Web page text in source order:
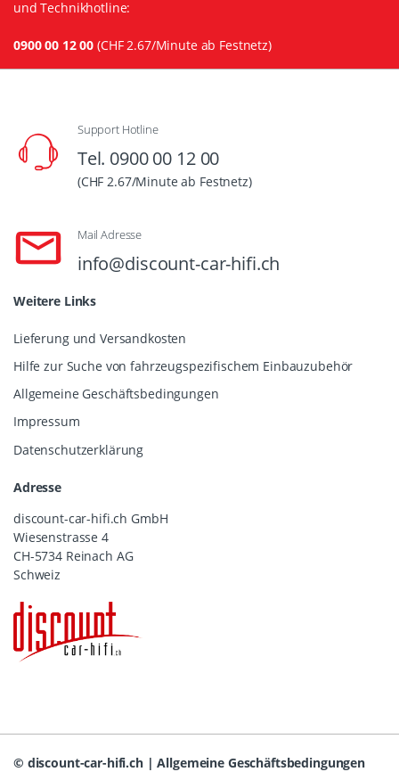
und Technikhotline:
0900 00 12 00 (CHF 2.67/Minute ab Festnetz)
Support Hotline
Tel. 0900 00 12 00
(CHF 2.67/Minute ab Festnetz)
Mail Adresse
info@discount-car-hifi.ch
Weitere Links
Lieferung und Versandkosten
Hilfe zur Suche von fahrzeugspezifischem Einbauzubehör
Allgemeine Geschäftsbedingungen
Impressum
Datenschutzerklärung
Adresse
discount-car-hifi.ch GmbH
Wiesenstrasse 4
CH-5734 Reinach AG
Schweiz
© discount-car-hifi.ch|Allgemeine Geschäftsbedingungen